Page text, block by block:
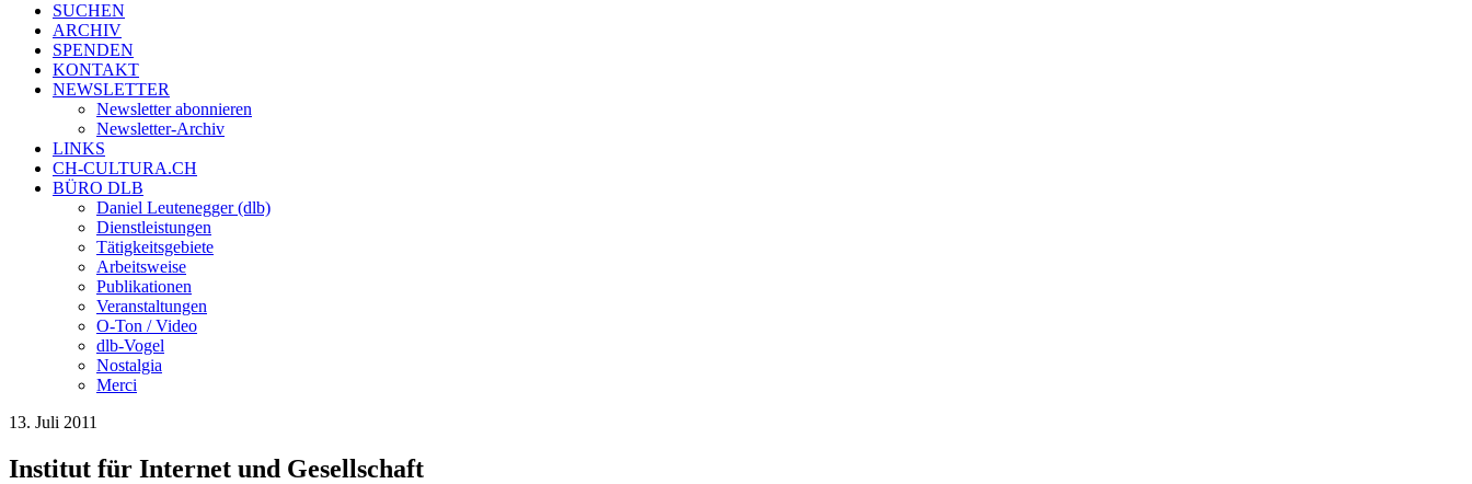
SUCHEN
ARCHIV
SPENDEN
KONTAKT
NEWSLETTER
Newsletter abonnieren
Newsletter-Archiv
LINKS
CH-CULTURA.CH
BÜRO DLB
Daniel Leutenegger (dlb)
Dienstleistungen
Tätigkeitsgebiete
Arbeitsweise
Publikationen
Veranstaltungen
O-Ton / Video
dlb-Vogel
Nostalgia
Merci
13. Juli 2011
Institut für Internet und Gesellschaft